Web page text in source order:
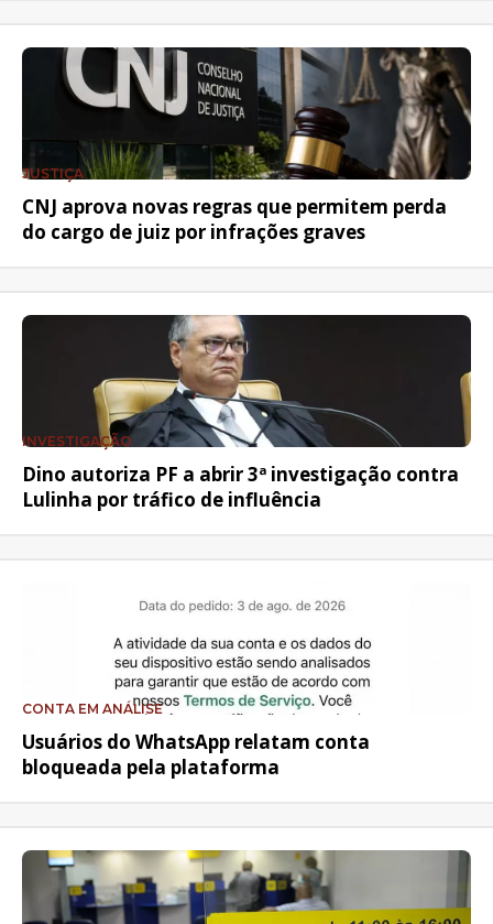
JUSTIÇA
CNJ aprova novas regras que permitem perda
do cargo de juiz por infrações graves
INVESTIGAÇÃO
Dino autoriza PF a abrir 3ª investigação contra
Lulinha por tráfico de influência
CONTA EM ANÁLISE
Usuários do WhatsApp relatam conta
bloqueada pela plataforma